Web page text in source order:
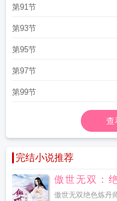
第91节
第93节
第95节
第97节
第99节
查
完结小说推荐
傲世无双：
傲世无双绝色炼丹